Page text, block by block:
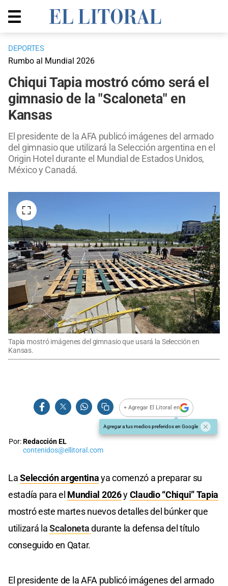
DEPORTES
Rumbo al Mundial 2026
Chiqui Tapia mostró cómo será el
gimnasio de la "Scaloneta" en
Kansas
El presidente de la AFA publicó imágenes del armado
del gimnasio que utilizará la Selección argentina en el
Origin Hotel durante el Mundial de Estados Unidos,
México y Canadá.
Tapia mostró imágenes del gimnasio que usará la Selección en
Kansas.
+ Agregar El Litoral en
Agregar a tus medios preferidos en Google
Por:Redacción EL
contenidos@ellitoral.com
LaSelección argentinaya comenzó a preparar su
estadía para el Mundial 2026yClaudio “Chiqui” Tapia
mostró este martes nuevos detalles del búnker que
utilizará laScalonetadurante la defensa del título
conseguido en Qatar.
El presidente de la AFA publicó imágenes del armado